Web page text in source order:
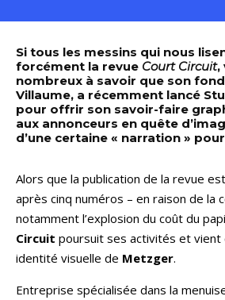
Si tous les messins qui nous
forcément la revue Court Circuit,
nombreux à savoir que son
Villaume, a récemment lancé
pour offrir son savoir-faire
aux annonceurs en quête
d’une certaine « narration »
Alors que la publication de la revue
après cinq numéros – en raison de la
notamment l’explosion du coût du
Circuit poursuit ses activités et vient
identité visuelle de Metzger.
Entreprise spécialisée dans la